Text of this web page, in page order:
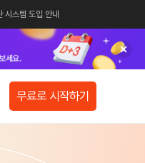
시스템 도입 안내
카스샵 종료 안내
업데이트 예정 안내
개정 안내 [개정일: 2025.07.14]
신용카드 필수 조건으로 변경
무료로 시작하기